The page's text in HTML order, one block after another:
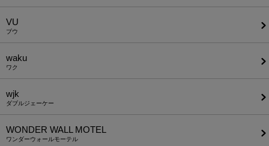
VU
ブウ
waku
ワク
wjk
ダブルジェーケー
WONDER WALL MOTEL
ワンダーウォールモーテル